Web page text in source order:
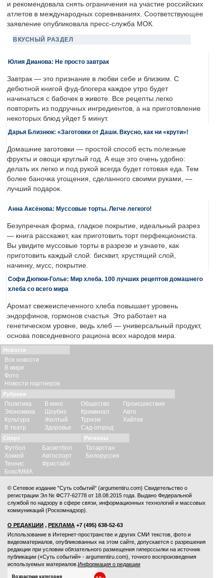
и рекомендовала снять ограничения на участие российских
атлетов в международных соревнваниях. Соответствующее
заявление опубликовала пресс-служба МОК.
ВКУСНЫЙ РАЗДЕЛ
Юлия Дианова: Не просто завтрак
Завтрак — это признание в любви себе и близким. С
дебютной книгой фуд-блогера каждое утро будет
начинаться с бабочек в животе. Все рецепты легко
повторить из подручных ингредиентов, а на приготовление
некоторых блюд уйдет 5 минут.
Дарья Близнюк: «Заготовки от Даши. Вкусно, как ни «крути»!
Домашние заготовки — простой способ есть полезные
фрукты и овощи круглый год. А еще это очень удобно:
делать их легко и под рукой всегда будет готовая еда. Тем
более баночка угощения, сделанного своими руками, —
лучший подарок.
Анна Аксёнова: Муссовые торты. Легче легкого!
Безупречная форма, гладкое покрытие, идеальный разрез
— книга расскажет, как приготовить торт перфекциониста.
Вы увидите муссовые торты в разрезе и узнаете, как
приготовить каждый слой: бисквит, хрустящий слой,
начинку, мусс, покрытие.
Софи Дюпюи-Голье: Мир хлеба. 100 лучших рецептов домашнего
хлеба со всего мира
Аромат свежеиспеченного хлеба повышает уровень
эндорфинов, гормонов счастья. Это работает на
генетическом уровне, ведь хлеб — универсальный продукт,
основа повседневного рациона всех народов мира.
Новости
Все новости
В мире
Фото
Новости партнеров
Рубрики
Политика
Экономика
Культура
В театр
В кино
Шоубиз
Желтый
Здоровье
Общество
Криминал
Туризм
Сад-огород
Происшествия
Авто
Хайтек
Спорт
Футбол
Хоккей
Теннис
Бокс/ММА
Баскетбол
Автоспорт
Фристайл
Регионы
Татарстан
Белоруссия
© Сетевое издание "Суть событий" (argumentiru.com) Свидетельство о
регистрации Эл № ФС77-62778 от 18.08.2015 года. Выдано Федеральной
службой по надзору в сфере связи, информационных технологий и массовых
коммуникаций (Роскомнадзор).
О РЕДАКЦИИ , РЕКЛАМА +7 (495) 638-52-63
Использование в Интернет-пространстве и других СМИ текстов, фото и
видеоматериалов, опубликованных на этом сайте, допускается с разрешения
редакции при условии обязательного размещения гиперссылки на источник
публикации («Суть событий» - argumentiru.com), точного воспроизведения
используемых материалов. Информация о редакции
Возрастная категория